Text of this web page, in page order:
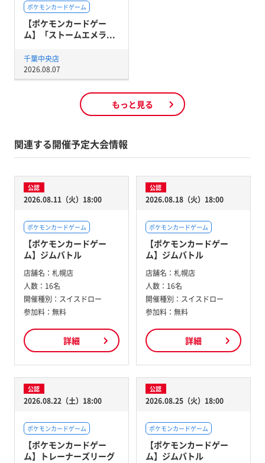
ポケモンカードゲーム
【ポケモンカードゲー
ム】「ストームエメラ...
千葉中央店
2026.08.07
もっと見る
関連する開催予定大会情報
公認
2026.08.11（火）18:00
ポケモンカードゲーム
【ポケモンカードゲー
ム】ジムバトル
店舗名： 札幌店
人数： 16名
開催種別： スイスドロー
参加料： 無料
詳細
公認
2026.08.18（火）18:00
ポケモンカードゲーム
【ポケモンカードゲー
ム】ジムバトル
店舗名： 札幌店
人数： 16名
開催種別： スイスドロー
参加料： 無料
詳細
公認
2026.08.22（土）18:00
ポケモンカードゲーム
【ポケモンカードゲー
ム】トレーナーズリーグ
公認
2026.08.25（火）18:00
ポケモンカードゲーム
【ポケモンカードゲー
ム】ジムバトル